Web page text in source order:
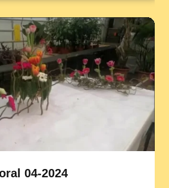
04-2024